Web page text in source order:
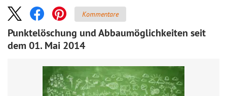
Kommentare
Punktelöschung und Abbaumöglichkeiten seit
dem 01. Mai 2014